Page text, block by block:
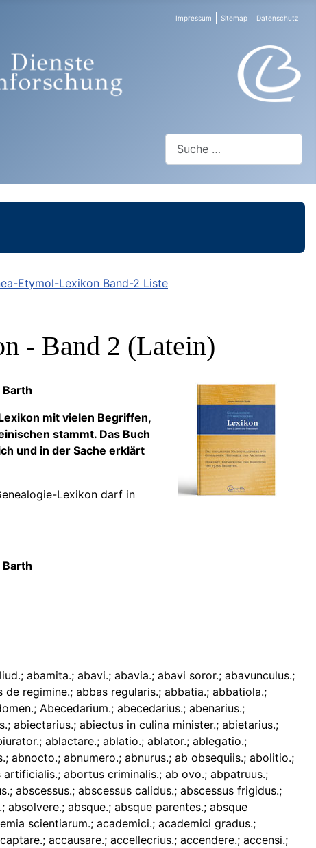
Impressum Sitemap Datenschutz
Etymol-Lexikon Band-2 Liste
- Band 2 (Latein)
Barth
mit vielen Begriffen,
stammt. Das Buch
und in der Sache erklärt
Lexikon darf in
Barth
aedes avitae.; aedicula.; aedicularius.; aedificandi peritus.; aedificantes.; aedificator.; aedificium.; aedificium agreste.; aedilis.; aedilis cerealis.; aedilis curulis.; aedilis plebis.; aedilis sacer.; aedilium senior.; aedituus, aeditimus.; aedium.; aedium oppugnator.; aedon.; aeger.; aegilops.; aegisthus.; aegritudine animi vitam finire.; aegritudo.; aegritudo animi.; aegrorum minister, aegrorum ministra.; aegrotans.; aegrotarius.; aegrotatio.; aegrotus.; aegrotus lecto incumbens.; Aegyptus, Aegyptius.; A.E.I.O.U.; aemula.; aemulator.; aemulus.; aeneator.; aequalis.; aequator.; aequinoctium.; aequus.; aer, aether.; aera.; aeradius.; aeramen.; aeramentarius fusor, aeramentorum fusor.; aerarium, aerarium publicum.; aerarius.; aerarius circuli.; aerarius faber.; aerarius fusor.; aerarius scalptor.; aeres.; aer pestilens.; aeruscator.; aes.; aes alienum.; aes caldarium.; aes confessum.; aes datur.; aes militare.; aes resignatum.; aes signatum.; aestas.; Aesti.; aestimare.; aestimator.; aestivalis.; aestuarium.; aestus.; aetas, aetatis.; aetas canonica.; aetas legitima.; aetas militaris.; aetas minor.; aetas pubes.; aetas pubertatis.; aetas puerilis.; aetas pupillaris.; aetas senilis.; aetate.; aetate confectus.; aetatis (4) hebdomadarum.; aetatis provectae.; aetatis suae.; aetatula.; aeternitas.; aeterno.; aeternus.; aevi maturus.; aevo confectus.; aevo solutus.; aevum.; affatimus.; affatumia, affatomia.; affatumire, affatimire.; affatus.; affectator.; affiliatio.; affinare.; affines.; affinis.; affinis mulier.; affinitas.; affinitate iungi (jungi).; affirmatio.; affirmator.; affirmatur.; afflictator.; agamus.; agape.; agarus.; agaso.; agellus.; agens.; agens in rebus, agentes in rebus.; agens rerum.; ager.; ager arabilis.; ager confinis.; ager decumanus vectigalis.; agere.; ager publicus.; ager scriptuarius.; ager septus.; ager vectigalis.; agger.; aggerator.; agger et palus marina.; agglomerare.; aggressor.; aginator circumforaneus.; agitare.; agitator.; agittarius, agitarius.; agmen.; agna.; agnasci.; agnascor.; agnata.; agnatio.; agnation.; agnatus.; agnatus nobilis.; agnellus.; agnitio.; agnitor.; agnomen.; agnus.; agnus Dei.; agon.; agonia.; agonia exitus.; agonista, agonistici.; agonotheta.; agon vitae.; agora.; agoranomus.; agrammatus.; agraria.; agrarium.; agrarius.; agrestis.; agricola.; agricolae.; agri cultor, agricultor.; agri feudales.; agrimensor.; agripennis.; agronom.; agrorum.; agrorum custos.; agrorum possessor.; agrosius.; ahenarius.; ahenarius faber.; ahenarius refector.; aigis, aigidos.; ajin.; ala, alae.; alabarda.; alabastrarius.; alae geminae.; alalagmus gentilius.; Alamanni.; a largitionibus.; alatus.; alba.; albae gallinae filius.; albanagium.; albarium.; albator, albatrix.; albedo.; albescere.; albicerdo.; Albici.; albinus gypser.; albo Beatorum.; albo Sanctorum.; album.; album amicorum.; album protectorium.; albus.; albus cerdo.; alchymista.; aldio.; alea.; alea iacta est.; aleator.; alecarius.; Alemanni.; Alemannus.; aleo.; aleph.; alias.; a libellis.; alibi.; alicaria.; alicubi.; alicuius (alicujus).; alicunde.; alid.; aliena.; alienare.; alienarum corruptor uxorum.; alienatus mentibus.; aliena uxor.; alieni iuris (juris) homo.; alienigena.; alienum.; alienum est.; alienus.; aliisque.; a limine.; alimenta.; alimentarius.; alimentum.; a linea.; alipes.; alipilus.; alipta.